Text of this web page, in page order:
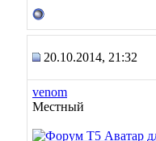
20.10.2014, 21:32
venom
Местный